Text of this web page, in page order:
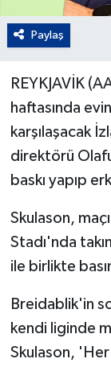
Paylaş
REYKJAVİK
haftasında
karşılaşacak
direktörü
baskı yapıp
Skulason,
Stadı'nda
ile birlikte
Breidablik'in
kendi liginde
Skulason,